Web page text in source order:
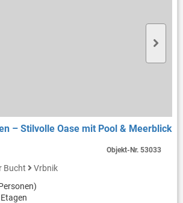
– Stilvolle Oase mit Pool & Meerblick
Bucht
Vrbnik
Objekt-Nr.53033